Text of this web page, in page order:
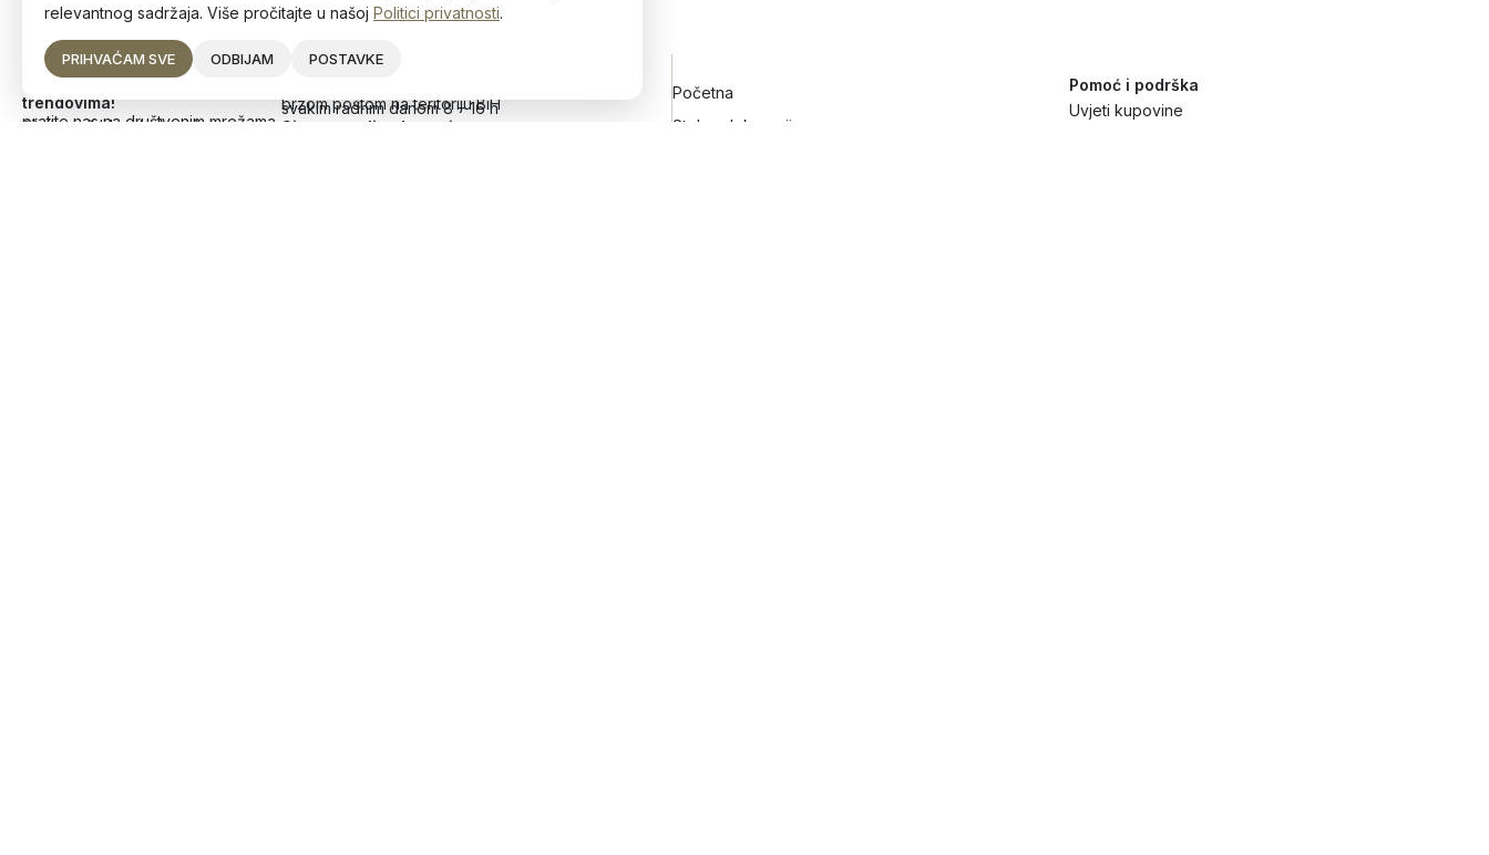
trendovima!
pratite nas na društvenim mrežama
čitajte naš blog (uskoro)
brzom poštom na teritoriju BiH
svakim radnim danom 8 – 16 h
Sigurna online kupovina
Početna
Stolne dekoracije
Pomoć i podrška
Uvjeti kupovine
relevantnog sadržaja. Više pročitajte u našoj Politici privatnosti.
PRIHVAĆAM SVE ODBIJAM POSTAVKE